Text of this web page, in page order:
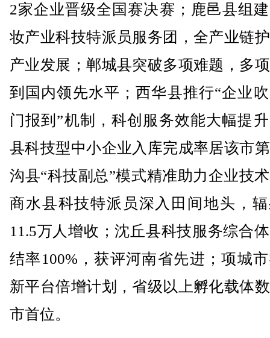
2家企业晋级全国赛决赛；鹿邑县组
妆产业科技特派员服务团，全产业链
产业发展；郸城县突破多项难题，多
到国内领先水平；西华县推行“企业
门报到”机制，科创服务效能大幅提
县科技型中小企业入库完成率居该市
沟县“科技副总”模式精准助力企业技
商水县科技特派员深入田间地头，
11.5万人增收；沈丘县科技服务综合
结率100%，获评河南省先进；项城
新平台倍增计划，省级以上孵化载体
市首位。